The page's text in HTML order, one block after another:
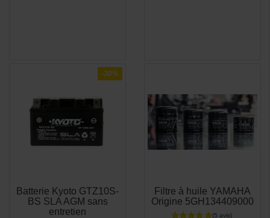
-30%
Batterie Kyoto GTZ10S-
BS SLA AGM sans
entretien
Filtre à huile YAMAHA
Origine 5GH134409000
 APERÇU
RAPIDE
APERÇU
RAPIDE